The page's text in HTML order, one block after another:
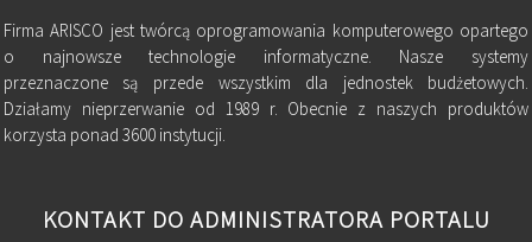
Firma ARISCO jest twórcą oprogramowania komputerowego opartego
o najnowsze technologie informatyczne. Nasze systemy
przeznaczone są przede wszystkim dla jednostek budżetowych.
Działamy nieprzerwanie od 1989 r. Obecnie z naszych produktów
korzysta ponad 3600 instytucji.
KONTAKT DO ADMINISTRATORA PORTALU